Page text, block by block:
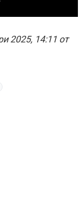
2025, 14:11 от